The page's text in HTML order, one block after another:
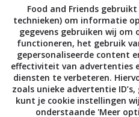
drukt, of tot een spies
uit komt. Draai de
Haal ze dan uit de oven, laat
op een rooster om
nog warm zijn!
3 dagen op
Food and Friends
technieken) om informatie
gegevens gebruiken wij
functioneren, het gebruik
gepersonaliseerde content
effectiviteit van advertenties
diensten te verbeteren.
zoals unieke advertentie
kunt je cookie instellingen
onderstaande 'Meer